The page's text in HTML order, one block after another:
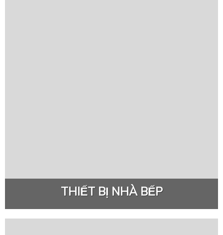
THIẾT BỊ NHÀ BẾP